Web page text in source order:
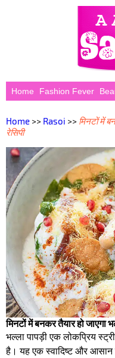
Home Fashion Fever
Home >> Rasoi >> मिनटों में
रेसिपी
मिनटों में बनकर तैयार हो जाएगा
भल्ला पापड़ी एक लोकप्रिय
है। यह एक स्वादिष्ट और आसान